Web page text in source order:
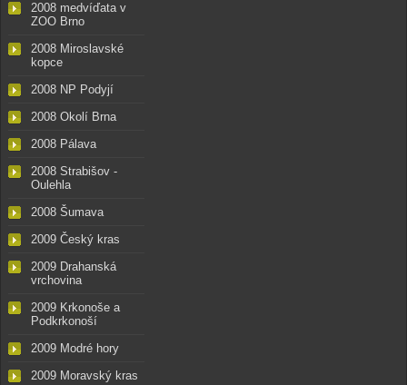
2008 medvíďata v
ZOO Brno
2008 Miroslavské
kopce
2008 NP Podyjí
2008 Okolí Brna
2008 Pálava
2008 Strabišov -
Oulehla
2008 Šumava
2009 Český kras
2009 Drahanská
vrchovina
2009 Krkonoše a
Podkrkonoší
2009 Modré hory
2009 Moravský kras